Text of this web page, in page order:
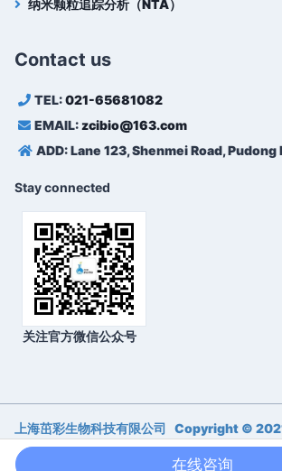
纳米颗粒追踪分析（NTA）
Contact us
TEL:021-65681082
EMAIL:zcibio@163.com
ADD: Lane 123, Shenmei Road, Pudong
Stay connected
关注官方微信公众号
上海茁彩生物科技有限公司 Copyright ©
Reserved. 备案号：沪ICP备17016761号-4
沪公网安备 31011502018515号
在线咨询